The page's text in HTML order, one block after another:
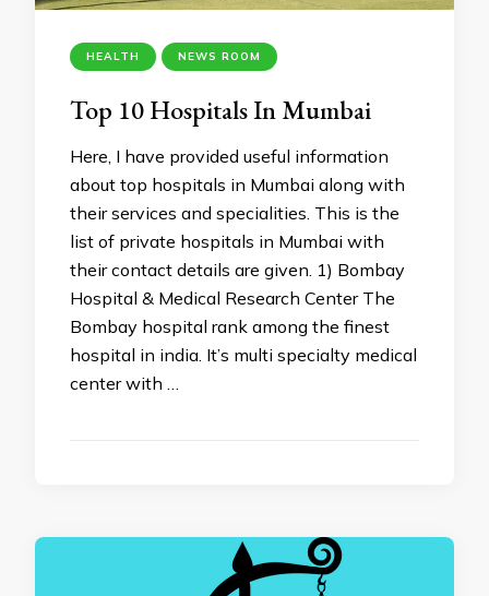
HEALTH NEWS ROOM
Top 10 Hospitals In Mumbai
Here, I have provided useful information
about top hospitals in Mumbai along with
their services and specialities. This is the
list of private hospitals in Mumbai with
their contact details are given. 1) Bombay
Hospital & Medical Research Center The
Bombay hospital rank among the finest
hospital in india. It’s multi specialty medical
center with …